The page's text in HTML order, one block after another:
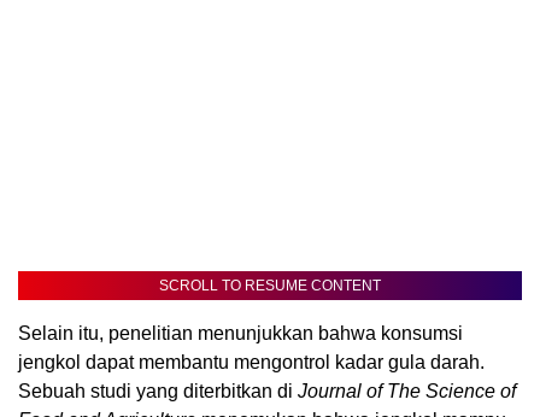
SCROLL TO RESUME CONTENT
Selain itu, penelitian menunjukkan bahwa konsumsi
jengkol dapat membantu mengontrol kadar gula darah.
Sebuah studi yang diterbitkan di Journal of The Science of